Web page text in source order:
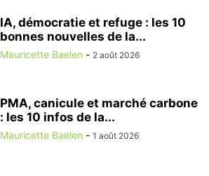
IA, démocratie et refuge : les 10
bonnes nouvelles de la...
Mauricette Baelen - 2 août 2026
PMA, canicule et marché carbone
: les 10 infos de la...
Mauricette Baelen - 1 août 2026